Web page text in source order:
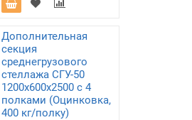
Дополнительная
секция
среднегрузового
стеллажа СГУ-50
1200х600х2500 с 4
полками (Оцинковка,
400 кг/полку)